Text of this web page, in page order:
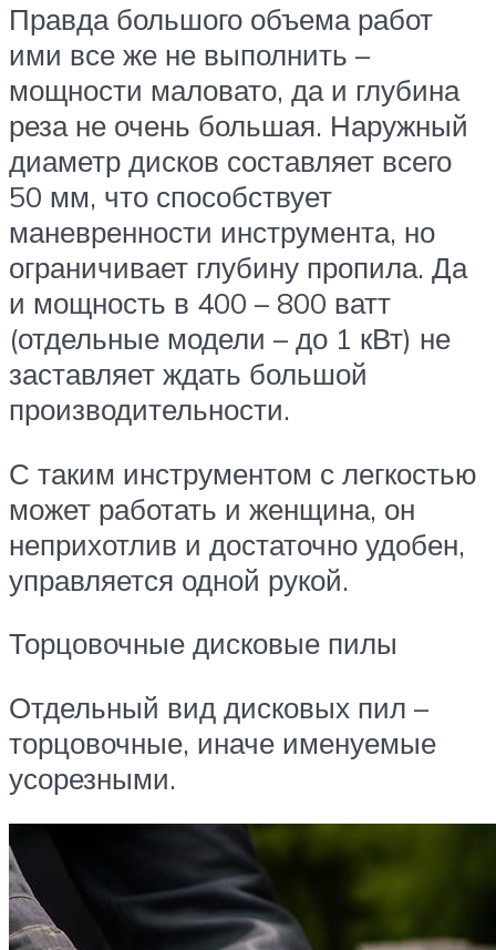
Правда большого объема работ
ими все же не выполнить –
мощности маловато, да и глубина
реза не очень большая. Наружный
диаметр дисков составляет всего
50 мм, что способствует
маневренности инструмента, но
ограничивает глубину пропила. Да
и мощность в 400 – 800 ватт
(отдельные модели – до 1 кВт) не
заставляет ждать большой
производительности.
С таким инструментом с легкостью
может работать и женщина, он
неприхотлив и достаточно удобен,
управляется одной рукой.
Торцовочные дисковые пилы
Отдельный вид дисковых пил –
торцовочные, иначе именуемые
усорезными.